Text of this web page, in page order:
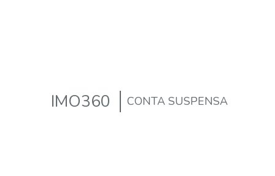
IMO360 CONTA SUSPENSA